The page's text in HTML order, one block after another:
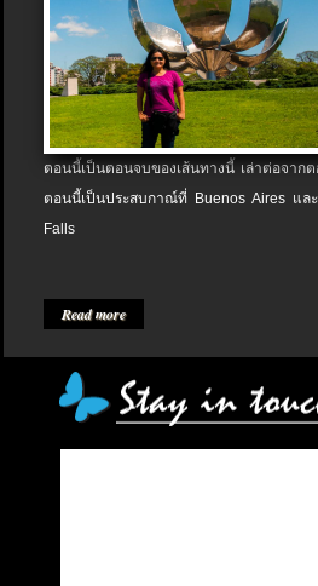
ตอนนี้เป็นตอนจบของเส้นทางนี้ เล่าต่อจาก
ตอนนี้เป็นประสบกาณ์ที่ Buenos Aires แล
Falls
Read more